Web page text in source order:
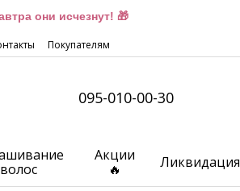
они исчезнут! 🎁
Покупателям
095-010-00-30
волос
Акции
🔥
Ликвидация